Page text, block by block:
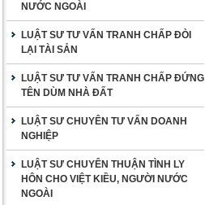
NƯỚC NGOÀI
LUẬT SƯ TƯ VẤN TRANH CHẤP ĐÒI
LẠI TÀI SẢN
LUẬT SƯ TƯ VẤN TRANH CHẤP ĐỨNG
TÊN DÙM NHÀ ĐẤT
LUẬT SƯ CHUYÊN TƯ VẤN DOANH
NGHIỆP
LUẬT SƯ CHUYÊN THUẬN TÌNH LY
HÔN CHO VIỆT KIỀU, NGƯỜI NƯỚC
NGOÀI